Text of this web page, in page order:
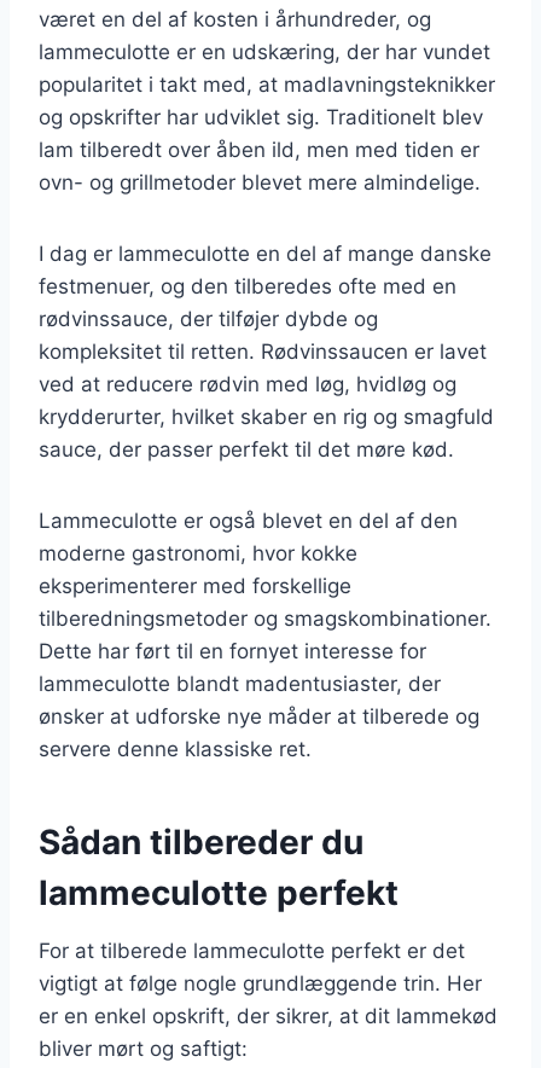
været en del af kosten i århundreder, og
lammeculotte er en udskæring, der har vundet
popularitet i takt med, at madlavningsteknikker
og opskrifter har udviklet sig. Traditionelt blev
lam tilberedt over åben ild, men med tiden er
ovn- og grillmetoder blevet mere almindelige.
I dag er lammeculotte en del af mange danske
festmenuer, og den tilberedes ofte med en
rødvinssauce, der tilføjer dybde og
kompleksitet til retten. Rødvinssaucen er lavet
ved at reducere rødvin med løg, hvidløg og
krydderurter, hvilket skaber en rig og smagfuld
sauce, der passer perfekt til det møre kød.
Lammeculotte er også blevet en del af den
moderne gastronomi, hvor kokke
eksperimenterer med forskellige
tilberedningsmetoder og smagskombinationer.
Dette har ført til en fornyet interesse for
lammeculotte blandt madentusiaster, der
ønsker at udforske nye måder at tilberede og
servere denne klassiske ret.
Sådan tilbereder du
lammeculotte perfekt
For at tilberede lammeculotte perfekt er det
vigtigt at følge nogle grundlæggende trin. Her
er en enkel opskrift, der sikrer, at dit lammekød
bliver mørt og saftigt: